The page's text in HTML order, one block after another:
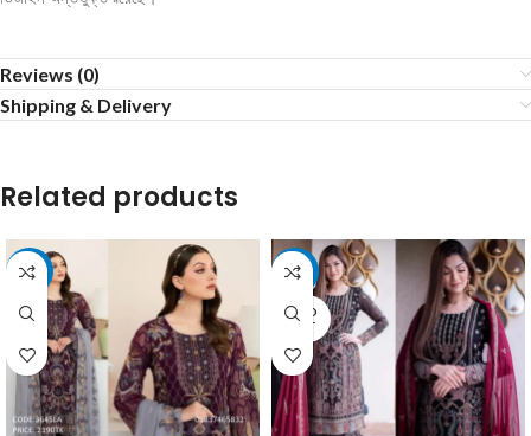
Reviews (0)
Shipping & Delivery
Related products
-15% -15%
SOLD
OUT